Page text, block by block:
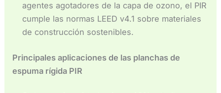
agentes agotadores de la capa de ozono, el PIR
cumple las normas LEED v4.1 sobre materiales
de construcción sostenibles.
Principales aplicaciones de las planchas de
espuma rígida PIR